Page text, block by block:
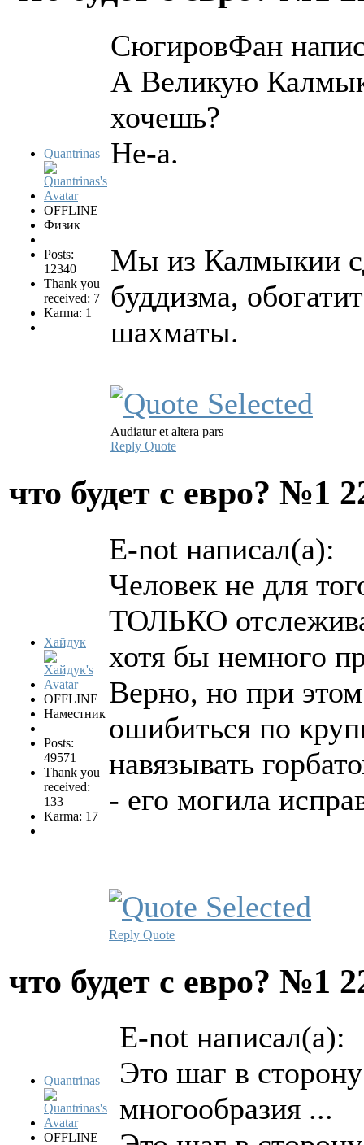
Quantrinas
OFFLINE
Физик
Posts:
12340
Thank you
received: 7
Karma: 1
СюгировФан
А Великую
хочешь?
Не-а.
Мы из Калмыкии
буддизма,
шахматы.
Audiatur et altera pars
Reply Quote
что будет с евро? №1
Хайдук
OFFLINE
Наместник
Posts:
49571
Thank you
received:
133
Karma: 17
E-not написал(а):
Человек не для
ТОЛЬКО
хотя бы немного
Верно, но при
ошибиться по
навязывать
- его могила
Reply Quote
что будет с евро? №1
Quantrinas
OFFLINE
E-not написал(а):
Это шаг в
многообразия ...